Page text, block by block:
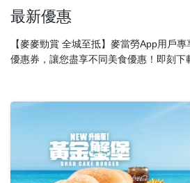
語言
中文
企業責任
最新優惠
【麥麥勁賞 全城至抵】麥當勞App用戶
優惠券，讓您盡享不同美食優惠！即刻下